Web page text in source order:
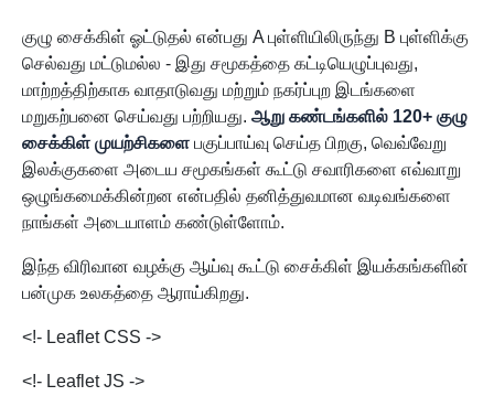
குழு சைக்கிள் ஓட்டுதல் என்பது A புள்ளியிலிருந்து B புள்ளிக்கு
செல்வது மட்டுமல்ல - இது சமூகத்தை கட்டியெழுப்புவது,
மாற்றத்திற்காக வாதாடுவது மற்றும் நகர்ப்புற இடங்களை
மறுகற்பனை செய்வது பற்றியது. ஆறு கண்டங்களில் 120+ குழு
சைக்கிள் முயற்சிகளை பகுப்பாய்வு செய்த பிறகு, வெவ்வேறு
இலக்குகளை அடைய சமூகங்கள் கூட்டு சவாரிகளை எவ்வாறு
ஒழுங்கமைக்கின்றன என்பதில் தனித்துவமான வடிவங்களை
நாங்கள் அடையாளம் கண்டுள்ளோம்.
இந்த விரிவான வழக்கு ஆய்வு கூட்டு சைக்கிள் இயக்கங்களின்
பன்முக உலகத்தை ஆராய்கிறது.
<!- Leaflet CSS ->
<!- Leaflet JS ->